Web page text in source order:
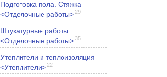
Подготовка пола. Стяжка
<Отделочные работы> 29
Штукатурные работы
<Отделочные работы>35
Утеплители и теплоизоляция
<Утеплители> 22